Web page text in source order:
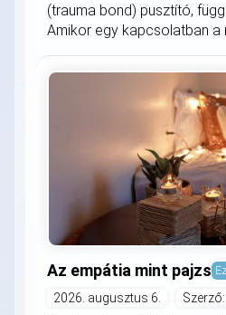
(trauma bond) pusztító,
Amikor egy kapcsolatban a
Az empátia mint pajzs
2026. augusztus 6.